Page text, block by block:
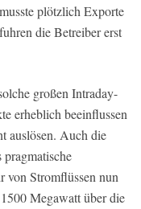
plötzlich Exporte
die Betreiber erst
großen Intraday-
erheblich beeinflussen
auslösen. Auch die
von Stromflüssen nun
Megawatt über die